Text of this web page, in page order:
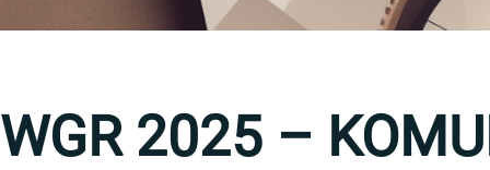
WGR 2025 –